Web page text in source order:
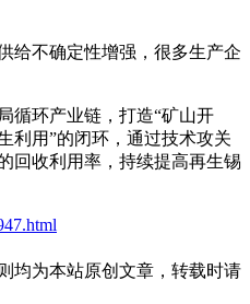
给不确定性增强，很多生产企
循环产业链，打造“矿山开
利用”的闭环，通过技术攻关
回收利用率，持续提高再生锡
均为本站原创文章，转载时请